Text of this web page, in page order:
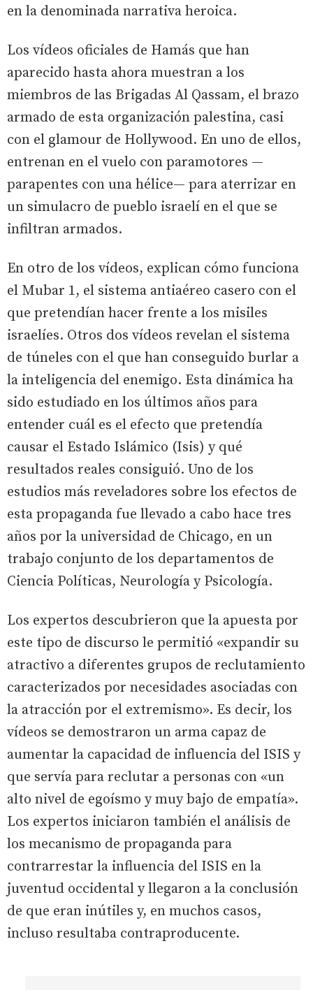
en la denominada narrativa heroica.
Los vídeos oficiales de Hamás que han
aparecido hasta ahora muestran a los
miembros de las Brigadas Al Qassam, el brazo
armado de esta organización palestina, casi
con el glamour de Hollywood. En uno de ellos,
entrenan en el vuelo con paramotores —
parapentes con una hélice— para aterrizar en
un simulacro de pueblo israelí en el que se
infiltran armados.
En otro de los vídeos, explican cómo funciona
el Mubar 1, el sistema antiaéreo casero con el
que pretendían hacer frente a los misiles
israelíes. Otros dos vídeos revelan el sistema
de túneles con el que han conseguido burlar a
la inteligencia del enemigo. Esta dinámica ha
sido estudiado en los últimos años para
entender cuál es el efecto que pretendía
causar el Estado Islámico (Isis) y qué
resultados reales consiguió. Uno de los
estudios más reveladores sobre los efectos de
esta propaganda fue llevado a cabo hace tres
años por la universidad de Chicago, en un
trabajo conjunto de los departamentos de
Ciencia Políticas, Neurología y Psicología.
Los expertos descubrieron que la apuesta por
este tipo de discurso le permitió «expandir su
atractivo a diferentes grupos de reclutamiento
caracterizados por necesidades asociadas con
la atracción por el extremismo». Es decir, los
vídeos se demostraron un arma capaz de
aumentar la capacidad de influencia del ISIS y
que servía para reclutar a personas con «un
alto nivel de egoísmo y muy bajo de empatía».
Los expertos iniciaron también el análisis de
los mecanismo de propaganda para
contrarrestar la influencia del ISIS en la
juventud occidental y llegaron a la conclusión
de que eran inútiles y, en muchos casos,
incluso resultaba contraproducente.